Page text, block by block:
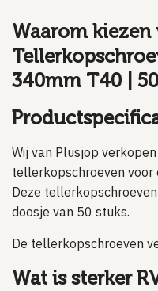
Waarom kiezen
340mm T40 |
Wij van Plusjop
tellerkopschroeven voor
Deze
doosje van 50 stuks.
De tellerkopschroeven
Wat is sterker